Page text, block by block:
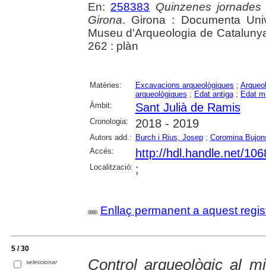
En: 258383 Quinzenes
Girona. Girona : Documenta
Museu d'Arqueologia de
262 : plàn
Matèries: Excavacions arqueològiques ;
arqueològiques ; Edat antiga; Edat
Àmbit:
Sant Julià de Ramis
Cronologia: 2018 - 2019
Autors add.: Burch i Rius, Josep; Coromina
Accés:
http://hdl.handle.net/
Localització: ;
Enllaç permanent a aquest
5 / 30
seleccionar
Control arqueològic al